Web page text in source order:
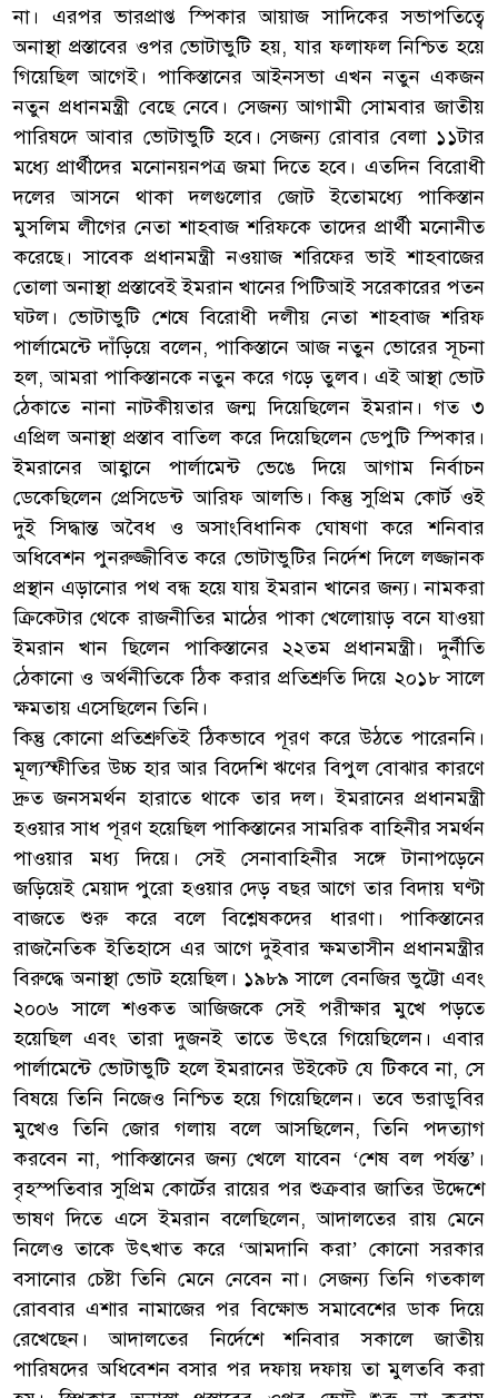
না। এরপর ভারপ্রাপ্ত স্পিকার আয়াজ সাদিকের সভাপতিত্বে
অনাস্থা প্রস্তাবের ওপর ভোটাভুটি হয়, যার ফলাফল নিশ্চিত হয়ে
গিয়েছিল আগেই। পাকিস্তানের আইনসভা এখন নতুন একজন
নতুন প্রধানমন্ত্রী বেছে নেবে। সেজন্য আগামী সোমবার জাতীয়
পারিষদে আবার ভোটাভুটি হবে। সেজন্য রোবার বেলা ১১টার
মধ্যে প্রার্থীদের মনোনয়নপত্র জমা দিতে হবে। এতদিন বিরোধী
দলের আসনে থাকা দলগুলোর জোট ইতোমধ্যে পাকিস্তান
মুসলিম লীগের নেতা শাহবাজ শরিফকে তাদের প্রার্থী মনোনীত
করেছে। সাবেক প্রধানমন্ত্রী নওয়াজ শরিফের ভাই শাহবাজের
তোলা অনাস্থা প্রস্তাবেই ইমরান খানের পিটিআই সরেকারের পতন
ঘটল। ভোটাভুটি শেষে বিরোধী দলীয় নেতা শাহবাজ শরিফ
পার্লামেন্টে দাঁড়িয়ে বলেন, পাকিস্তানে আজ নতুন ভোরের সূচনা
হল, আমরা পাকিস্তানকে নতুন করে গড়ে তুলব। এই আস্থা ভোট
ঠেকাতে নানা নাটকীয়তার জন্ম দিয়েছিলেন ইমরান। গত ৩
এপ্রিল অনাস্থা প্রস্তাব বাতিল করে দিয়েছিলেন ডেপুটি স্পিকার।
ইমরানের আহ্বানে পার্লামেন্ট ভেঙে দিয়ে আগাম নির্বাচন
ডেকেছিলেন প্রেসিডেন্ট আরিফ আলভি। কিন্তু সুপ্রিম কোর্ট ওই
দুই সিদ্ধান্ত অবৈধ ও অসাংবিধানিক ঘোষণা করে শনিবার
অধিবেশন পুনরুজ্জীবিত করে ভোটাভুটির নির্দেশ দিলে লজ্জানক
প্রস্থান এড়ানোর পথ বন্ধ হয়ে যায় ইমরান খানের জন্য। নামকরা
ক্রিকেটার থেকে রাজনীতির মাঠের পাকা খেলোয়াড় বনে যাওয়া
ইমরান খান ছিলেন পাকিস্তানের ২২তম প্রধানমন্ত্রী। দুর্নীতি
ঠেকানো ও অর্থনীতিকে ঠিক করার প্রতিশ্রুতি দিয়ে ২০১৮ সালে
ক্ষমতায় এসেছিলেন তিনি।
কিন্তু কোনো প্রতিশ্রুতিই ঠিকভাবে পূরণ করে উঠতে পারেননি।
মূল্যস্ফীতির উচ্চ হার আর বিদেশি ঋণের বিপুল বোঝার কারণে
দ্রুত জনসমর্থন হারাতে থাকে তার দল। ইমরানের প্রধানমন্ত্রী
হওয়ার সাধ পূরণ হয়েছিল পাকিস্তানের সামরিক বাহিনীর সমর্থন
পাওয়ার মধ্য দিয়ে। সেই সেনাবাহিনীর সঙ্গে টানাপড়েনে
জড়িয়েই মেয়াদ পুরো হওয়ার দেড় বছর আগে তার বিদায় ঘণ্টা
বাজতে শুরু করে বলে বিশ্লেষকদের ধারণা। পাকিস্তানের
রাজনৈতিক ইতিহাসে এর আগে দুইবার ক্ষমতাসীন প্রধানমন্ত্রীর
বিরুদ্ধে অনাস্থা ভোট হয়েছিল। ১৯৮৯ সালে বেনজির ভুট্টো এবং
২০০৬ সালে শওকত আজিজকে সেই পরীক্ষার মুখে পড়তে
হয়েছিল এবং তারা দুজনই তাতে উৎরে গিয়েছিলেন। এবার
পার্লামেন্টে ভোটাভুটি হলে ইমরানের উইকেট যে টিকবে না, সে
বিষয়ে তিনি নিজেও নিশ্চিত হয়ে গিয়েছিলেন। তবে ভরাডুবির
মুখেও তিনি জোর গলায় বলে আসছিলেন, তিনি পদত্যাগ
করবেন না, পাকিস্তানের জন্য খেলে যাবেন ‘শেষ বল পর্যন্ত’।
বৃহস্পতিবার সুপ্রিম কোর্টের রায়ের পর শুক্রবার জাতির উদ্দেশে
ভাষণ দিতে এসে ইমরান বলেছিলেন, আদালতের রায় মেনে
নিলেও তাকে উৎখাত করে ‘আমদানি করা’ কোনো সরকার
বসানোর চেষ্টা তিনি মেনে নেবেন না। সেজন্য তিনি গতকাল
রোববার এশার নামাজের পর বিক্ষোভ সমাবেশের ডাক দিয়ে
রেখেছেন। আদালতের নির্দেশে শনিবার সকালে জাতীয়
পারিষদের অধিবেশন বসার পর দফায় দফায় তা মুলতবি করা